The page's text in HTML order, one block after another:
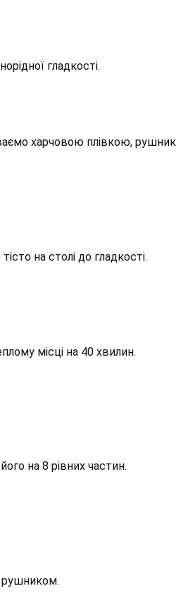
гладкості.
харчовою плівкою,
на столі до гладкості.
місці на 40 хвилин.
на 8 рівних частин.
рушником.